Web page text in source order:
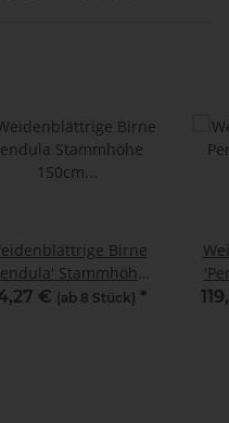
Birne
Stammhöhe
150cm im Co
€ (ab 8 Stück) *